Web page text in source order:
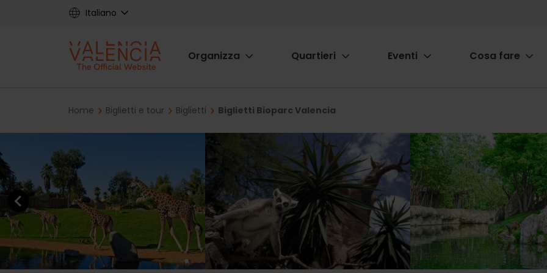
Italiano
Main
Organizza Quartieri Eventi Cosa fare
Breadcrumb
Home Biglietti e tour Biglietti Biglietti Bioparc Valencia
Previous element